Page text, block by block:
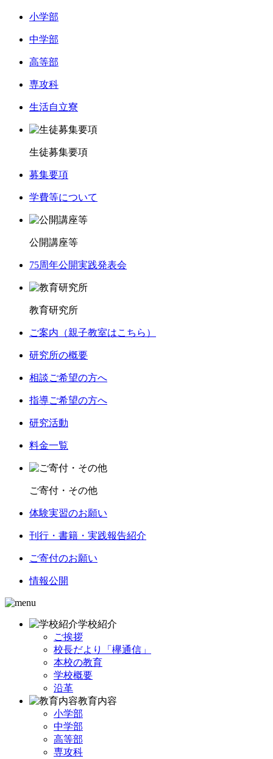
小学部
中学部
高等部
専攻科
生活自立寮
生徒募集要項
募集要項
学費等について
公開講座等
75周年公開実践発表会
教育研究所
ご案内（親子教室はこちら）
研究所の概要
相談ご希望の方へ
指導ご希望の方へ
研究活動
料金一覧
ご寄付・その他
体験実習のお願い
刊行・書籍・実践報告紹介
ご寄付のお願い
情報公開
学校紹介
ご挨拶
校長だより「欅通信」
本校の教育
学校概要
沿革
教育内容
小学部
中学部
高等部
専攻科